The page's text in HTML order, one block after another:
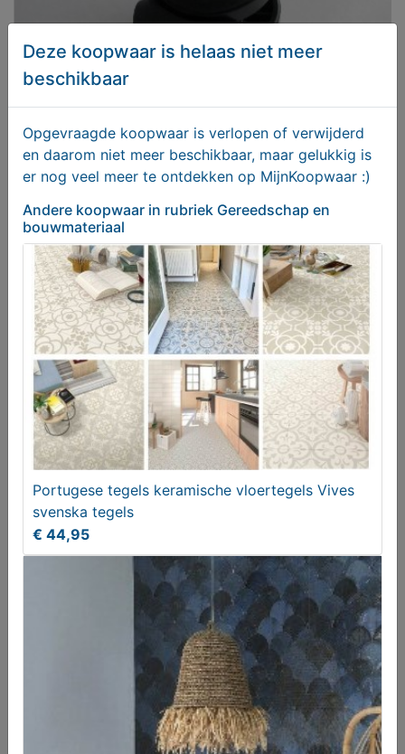
Zwenkwielen
€ 70,00
Vintage vloertegels - Peronda FS Farfalla Mustard -
45x45 cm
€ 44,95
Deze koopwaar is helaas niet meer
beschikbaar
Opgevraagde koopwaar is verlopen of verwijderd
en daarom niet meer beschikbaar, maar gelukkig is
er nog veel meer te ontdekken op MijnKoopwaar :)
Andere koopwaar in rubriek Gereedschap en
bouwmateriaal
Portugese tegels keramische vloertegels Vives
svenska tegels
€ 44,95